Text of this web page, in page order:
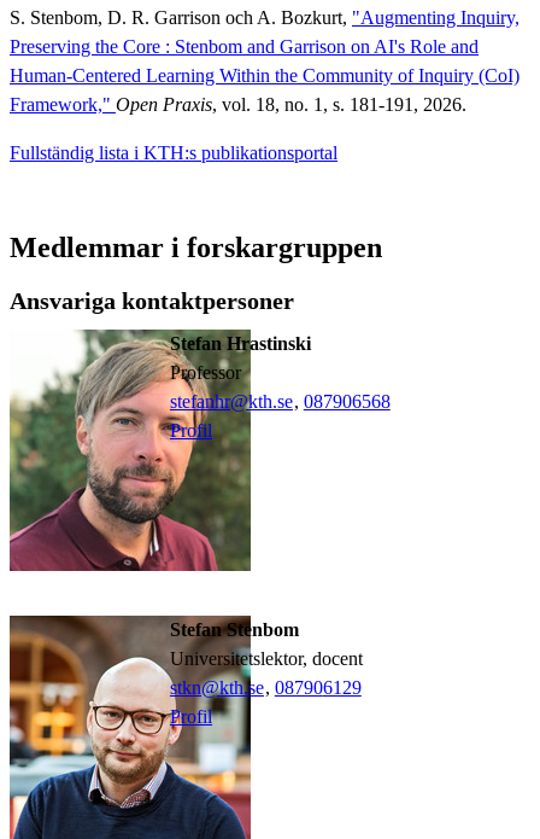
S. Stenbom, D. R. Garrison och A. Bozkurt, "Augmenting Inquiry,
Preserving the Core : Stenbom and Garrison on AI's Role and
Human-Centered Learning Within the Community of Inquiry (CoI)
Framework," Open Praxis, vol. 18, no. 1, s. 181-191, 2026.
Fullständig lista i KTH:s publikationsportal
Medlemmar i forskargruppen
Ansvariga kontaktpersoner
Stefan Hrastinski
professor
stefanhr@kth.se, 087906568
Profil
Stefan Stenbom
universitetslektor, docent
stkn@kth.se, 087906129
Profil